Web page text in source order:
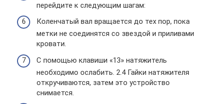
перейдите к следующим шагам:
Коленчатый вал вращается до тех пор, пока
метки не соединятся со звездой и приливами
кровати.
С помощью клавиши «13» натяжитель
необходимо ослабить. 2.4 Гайки натяжителя
откручиваются, затем это устройство
снимается.